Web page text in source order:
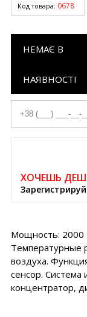
Код товара: 0678
НЕМАЄ В
НАЯВНОСТІ
ХОЧЕШЬ
Мощность: 2000
Температурные
воздуха.
сенсор. Система
концентратор,